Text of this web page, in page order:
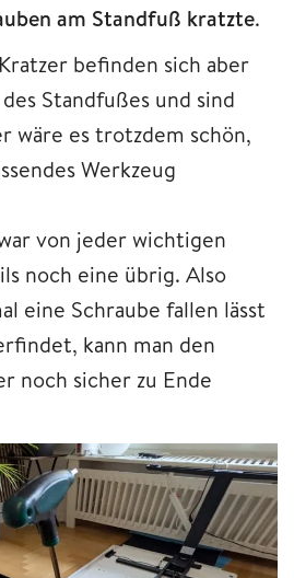
am Standfuß kratzte.
befinden sich aber
Standfußes und sind
wäre es trotzdem schön,
Werkzeug
von jeder wichtigen
noch eine übrig. Also
eine Schraube fallen lässt
kann man den
noch sicher zu Ende